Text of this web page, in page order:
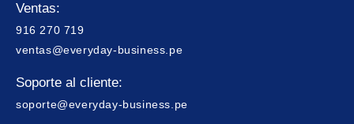
Ventas:
916 270 719
ventas@everyday-business.pe
Soporte al cliente:
soporte@everyday-business.pe